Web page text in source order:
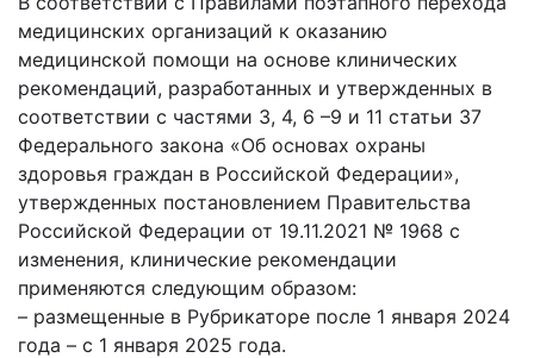
медицинских организаций к оказанию
медицинской помощи на основе клинических
рекомендаций, разработанных и утвержденных в
соответствии с частями 3, 4, 6 –9 и 11 статьи 37
Федерального закона «Об основах охраны
здоровья граждан в Российской Федерации»,
утвержденных постановлением Правительства
Российской Федерации от 19.11.2021 № 1968 с
изменения, клинические рекомендации
применяются следующим образом:
– размещенные в Рубрикаторе после 1 января 2024
года – с 1 января 2025 года.